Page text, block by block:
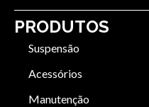
PRODUTOS
Suspensão
Acessórios
Manutenção